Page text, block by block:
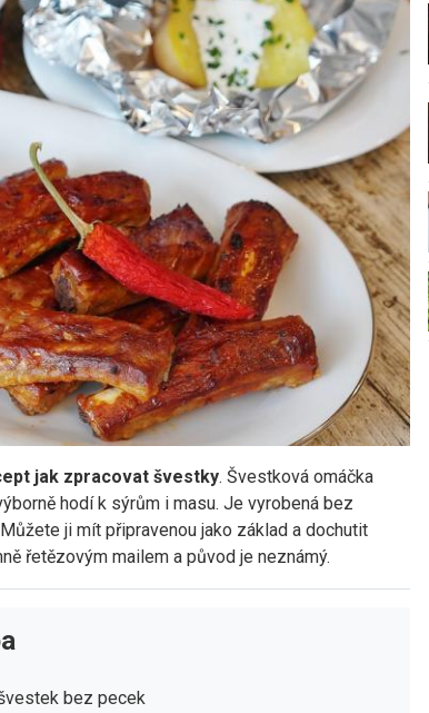
jak zpracovat švestky. Švestková omáčka
hodí k sýrům i masu. Je vyrobená bez
ji mít připravenou jako základ a dochutit
řetězovým mailem a původ je neznámý.
bez pecek